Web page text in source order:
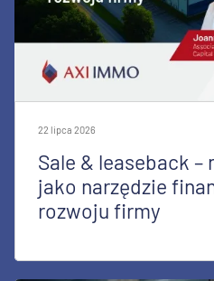
22 lipca 2026
Sale & leaseback
jako narzędzie
rozwoju firmy